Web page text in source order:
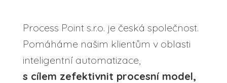
Process Point s.r.o. je česká společnost.
Pomáháme našim klientům v oblasti
inteligentní automatizace,
s cílem zefektivnit procesní model,